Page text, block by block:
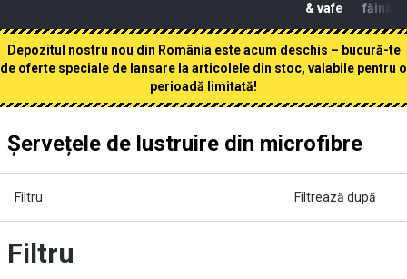
& vafe
făină
Depozitul nostru nou din România este acum deschis – bucură-te
de oferte speciale de lansare la articolele din stoc, valabile pentru o
perioadă limitată!
Șervețele de lustruire din microfibre
Filtru Filtrează după
Filtru